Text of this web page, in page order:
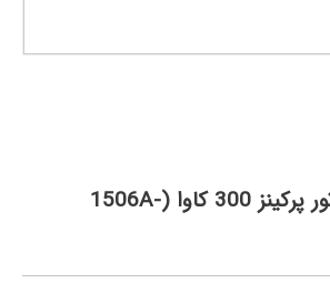
معرفی دیزل ژنراتور پرکینز 300 کاوا (1506A-